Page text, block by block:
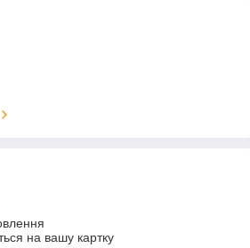
на вашу картку